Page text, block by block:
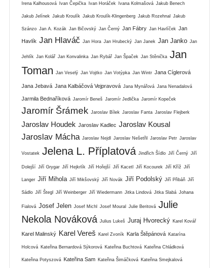
Irena Kalhousová Ivan Čepička Ivan Horáček Ivana Kolmašová Jakub Benech
Jakub Jelínek Jakub Kroulík Jakub Kroulík-Klingenberg Jakub Rozehnal Jakub
Szánzo Jan A. Kozák Jan Bičovský Jan Černý Jan Fábry Jan Havlíček Jan
Havlík Jan Hlaváč Jan Hora Jan Hrubecký Jan Janek Jan Janko Jan
Jehlík Jan Kolář Jan Konvalinka Jan Rybář Jan Špaček Jan Stěnička Jan
Toman
Jan Veselý Jan Vojtko Jan Votýpka Jan Wintr Jana Cíglerová
Jana Jebavá Jana Kalbáčová Vejpravová Jana Mynářová Jana Nenadalová
Jarmila Bednaříková Jaromír Beneš Jaromír Jedlička Jaromír Kopeček
Jaromír Šrámek Jaroslav Bílek Jaroslav Fanta Jaroslav Flejberk
Jaroslav Houdek Jaroslav Kadlec Jaroslav Kousal
Jaroslav Mácha Jaroslav Nejdl Jaroslav Nešetřil Jaroslav Petr Jaroslav
Vostatek Jelena L. Příplatová Jindřich Šídlo Jiří Černý Jiří
Dolejší Jiří Grygar Jiří Hejkrlík Jiří Hořejší Jiří Kacetl Jiří Kocourek Jiří Kříž Jiří
Langer Jiří Mihola Jiří Mikšovský Jiří Novák Jiří Podolský Jiří Přibáň Jiří
Sádlo Jiří Štegl Jiří Weinberger Jiří Wiedermann Jitka Lindová Jitka Slabá Johana
Fialová Josef Jelen Josef Michl Josef Moural Julie Beritová Julie
Nekola Nováková Julius Lukeš Juraj Hvorecký Karel Kovář
Karel Malinský Karel Vereš Karel Zvoník Karla Štěpánová Katarína
Holcová Kateřina Bernardová Sýkorová Kateřina Buchtová Kateřina Chládková
Kateřina Potyszová Kateřina Sam Kateřina Šimáčková Kateřina Smejkalová